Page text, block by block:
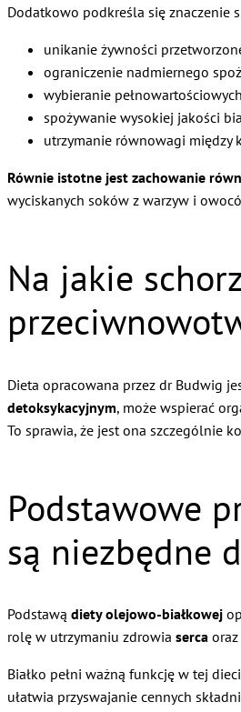
Dodatkowo podkreśla się znaczenie
unikanie żywności
ograniczenie nadmiernego
wybieranie
spożywanie wysokiej jakości
utrzymanie równowagi między
Równie istotne jest zachowanie
wyciskanych soków z warzyw i
Na jakie
Dieta opracowana przez dr Budwig
detoksykacyjnym, może wspierać
To sprawia, że jest ona szczególnie
Podstawowe
są niezbędne
Podstawą diety olejowo-białkowej
rolę w utrzymaniu zdrowia serca oraz
Białko pełni ważną funkcję w tej
ułatwia przyswajanie cennych